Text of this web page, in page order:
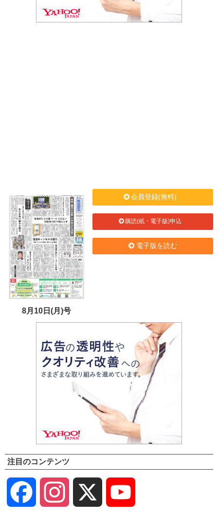
8月10日(月)号
会員登録(無料)
購読(紙・電子版)申込
電子版を読む
注目のコンテンツ
Facebook Instagram